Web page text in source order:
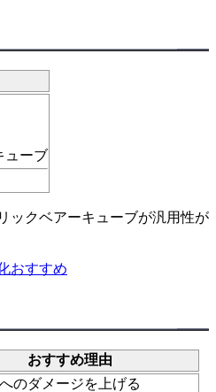
ューブ
ックベアーキューブが汎用性が
おすすめ
おすすめ理由
のダメージを上げる